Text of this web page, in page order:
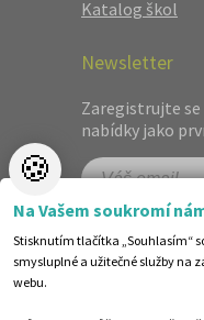
Katalog škol
Newsletter
Zaregistrujte
nabídky jako
🍪
Na Vašem soukromí
Stisknutím tlačítka „Souhlasím“
smysluplné a užitečné služby na
webu.